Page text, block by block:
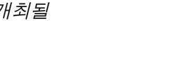
최될